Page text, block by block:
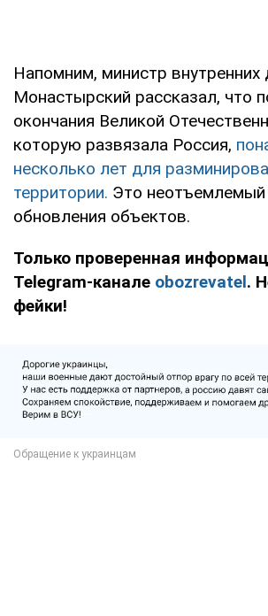
Напомним, министр внутренних
Монастырский рассказал, что
окончания Великой
которую развязала Россия,
несколько лет для
территории. Это неотъемлемый
обновления объектов.
Только проверенная
Telegram-канале obozrevatel.
фейки!